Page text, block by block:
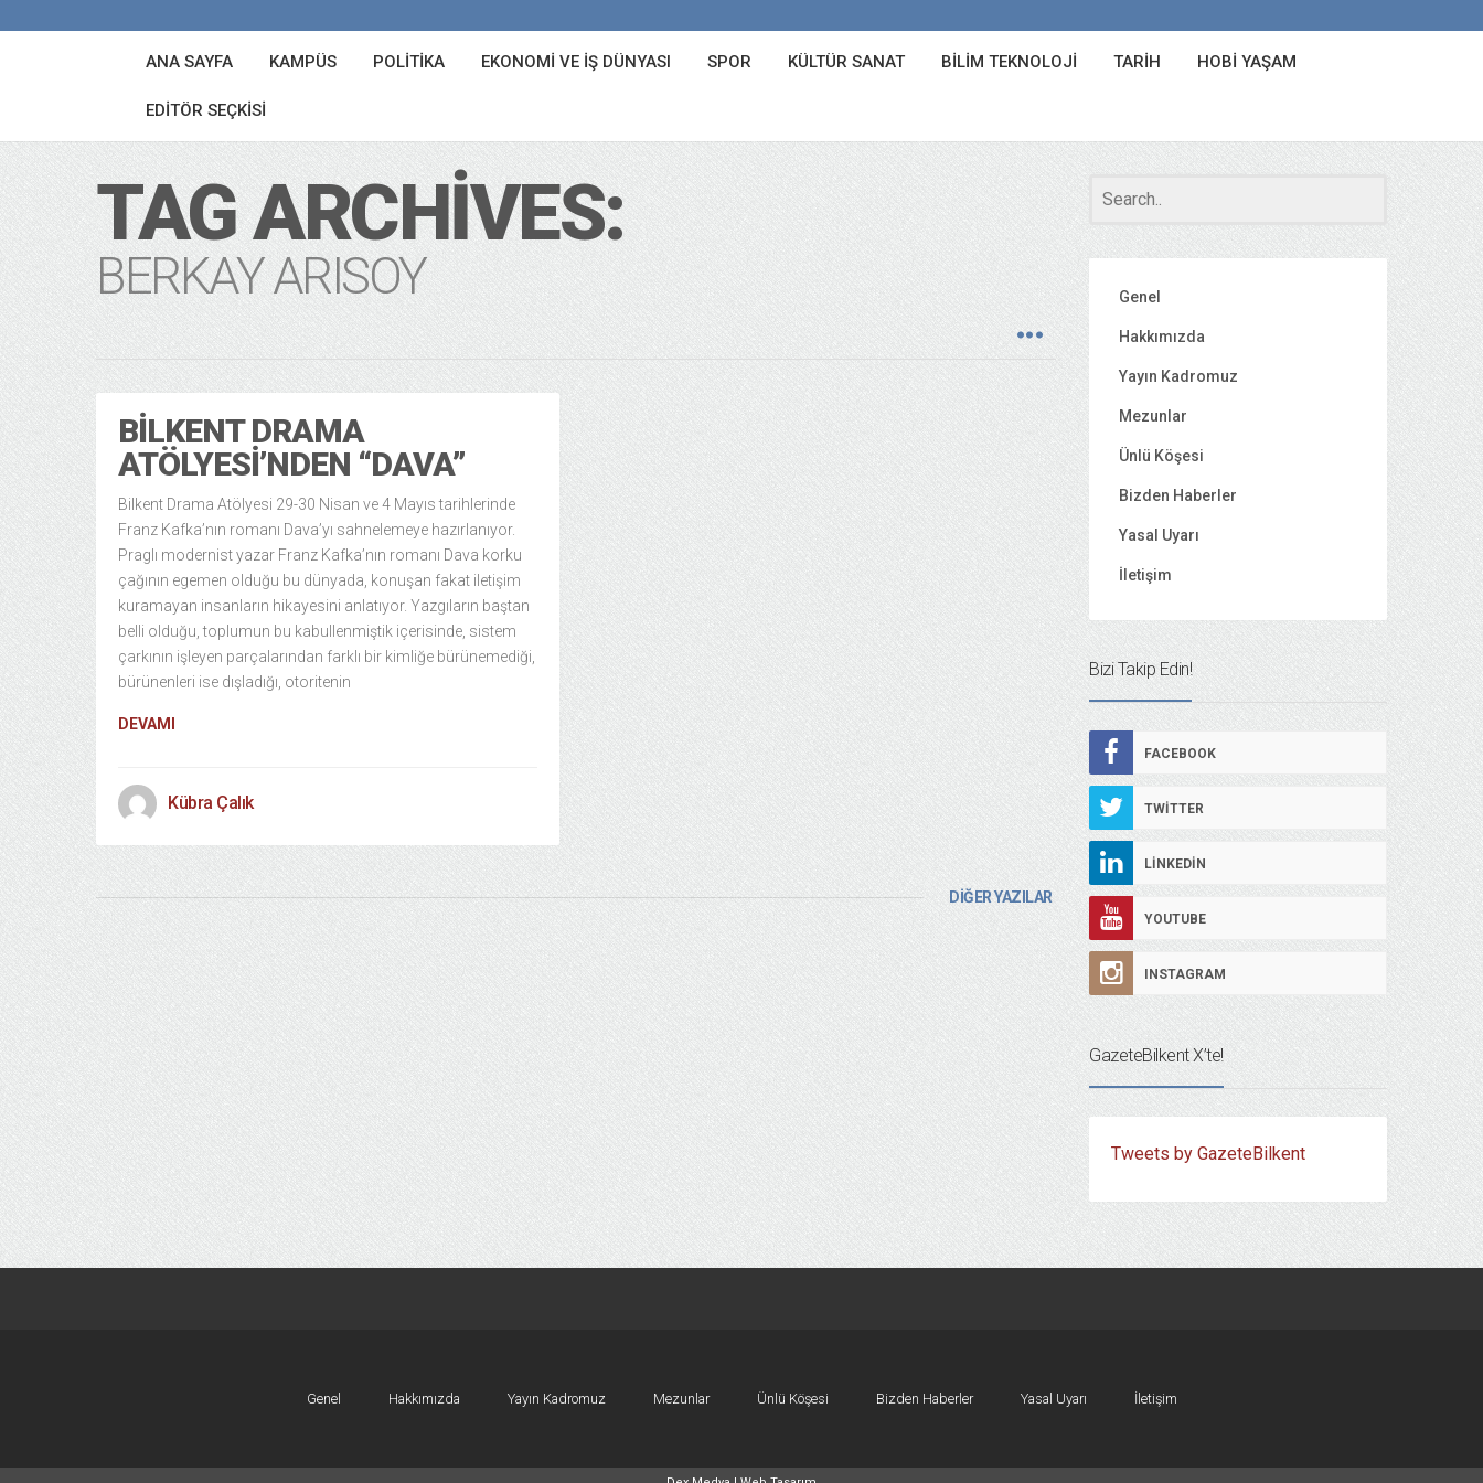
ANA SAYFA KAMPÜS POLITIKA EKONOMI VE İŞ DÜNYASI SPOR KÜLTÜR SANAT BILIM TEKNOLOJI TARIH HOBI YAŞAM
EDITÖR SEÇKISI
TAG ARCHIVES:
BERKAY ARISOY
BILKENT DRAMA
ATÖLYESI’NDEN “DAVA”
Bilkent Drama Atölyesi 29-30 Nisan ve 4 Mayıs tarihlerinde
Franz Kafka’nın romanı Dava’yı sahnelemeye hazırlanıyor.
Praglı modernist yazar Franz Kafka’nın romanı Dava korku
çağının egemen olduğu bu dünyada, konuşan fakat iletişim
kuramayan insanların hikayesini anlatıyor. Yazgıların baştan
belli olduğu, toplumun bu kabullenmiştik içerisinde, sistem
çarkının işleyen parçalarından farklı bir kimliğe bürünemediği,
bürünenleri ise dışladığı, otoritenin
DEVAMI
Kübra Çalık
DİĞER YAZILAR
Genel
Hakkımızda
Yayın Kadromuz
Mezunlar
Ünlü Köşesi
Bizden Haberler
Yasal Uyarı
İletişim
Bizi Takip Edin!
FACEBOOK
TWITTER
LINKEDIN
YOUTUBE
INSTAGRAM
GazeteBilkent X’te!
Tweets by GazeteBilkent
Genel Hakkımızda Yayın Kadromuz Mezunlar Ünlü Köşesi Bizden Haberler Yasal Uyarı İletişim